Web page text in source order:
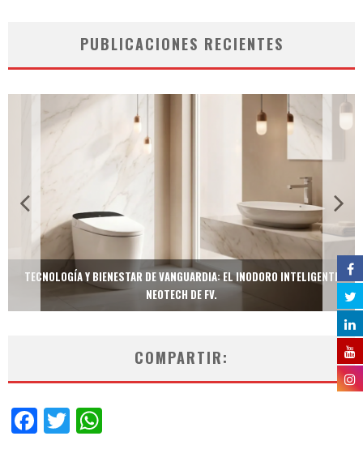
PUBLICACIONES RECIENTES
TECNOLOGÍA Y BIENESTAR DE VANGUARDIA: EL INODORO INTELIGENTE
NEOTECH DE FV.
COMPARTIR:
Facebook
Twitter